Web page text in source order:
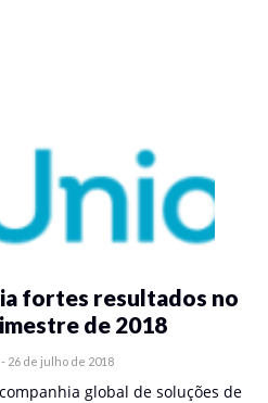
fortes resultados no
de 2018
- 26 de julho de 2018
global de soluções de